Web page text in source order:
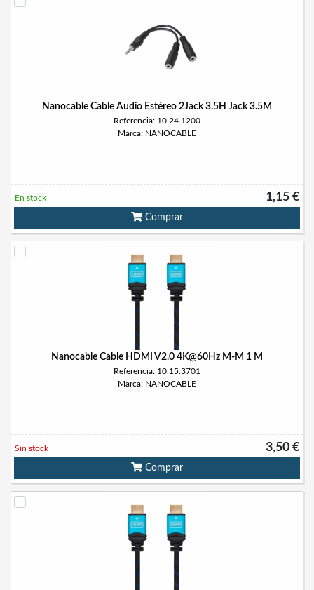
Nanocable Cable Audio Estéreo 2Jack 3.5H Jack 3.5M
Referencia: 10.24.1200
Marca: NANOCABLE
1,15 €
En stock
Comprar
Nanocable Cable HDMI V2.0 4K@60Hz M-M 1 M
Referencia: 10.15.3701
Marca: NANOCABLE
3,50 €
Sin stock
Comprar